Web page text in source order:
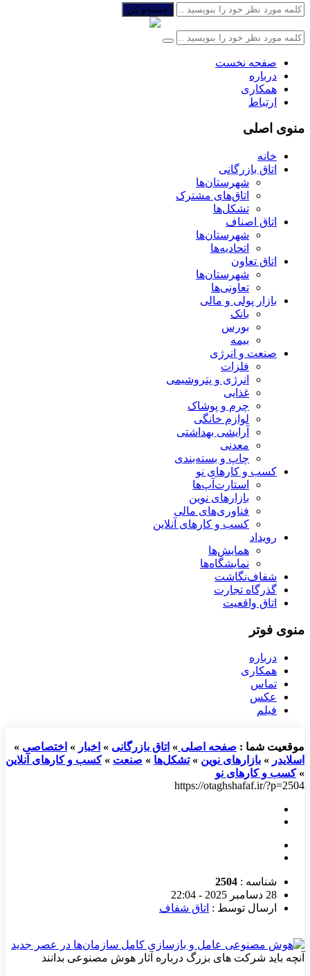
جستجو کن
صفحه نخست
درباره
همکاری
ارتباط
منوی اصلی
خانه
اتاق بازرگانی
شهرستان‌ها
اتاق‌های مشترک
تشکل‌ها
اتاق اصناف
شهرستان‌ها
اتحادیه‌ها
اتاق تعاون
شهرستان‌ها
تعاونی‌ها
بازار پولی و مالی
بانک
بورس
بیمه
صنعت و انرژی
فلزات
انرژی و پتروشیمی
غذایی
چرم و پوشاک
لوازم خانگی
آرایشی بهداشتی
معدنی
چاپ و بسته‌بندی
کسب و کارهای نو
استارت‌آپ‌ها
بازارهای نوین
فناوری‌های مالی
کسب و کارهای آنلاین
رویداد
همایش‌ها
نمایشگاه‌ها
شفاف‌نگاشت
گذرگاه تجارت
اتاق واقعیت
منوی فوتر
درباره
همکاری
تماس
عکس
فیلم
موقعیت شما : صفحه اصلی » اتاق بازرگانی » اخبار » اختصاصی »
اسلایدر » بازارهای نوین »تشکل‌ها » صنعت »کسب و کارهای آنلاین
»کسب و کارهای نو
https://otaghshafaf.ir/?p=2504
شناسه : 2504
28 دسامبر 2025 - 22:04
ارسال توسط : اتاق شفاف
آنچه باید شرکت های بزرگ درباره آثار هوش مصنوعی بدانند